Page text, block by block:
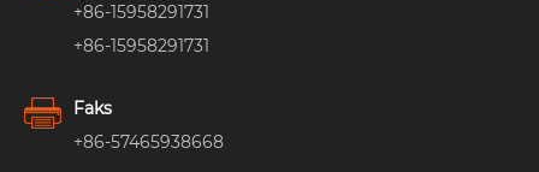
+86-15958291731
+86-15958291731
Faks
+86-57465938668